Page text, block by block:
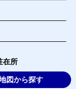
在所
図から探す